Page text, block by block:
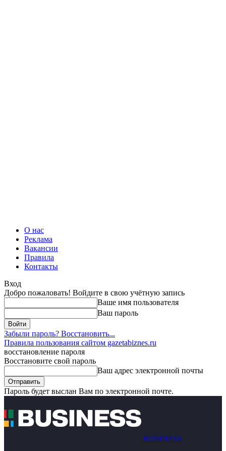
О нас
Реклама
Вакансии
Правила
Контакты
Вход
Добро пожаловать! Войдите в свою учётную запись
Ваше имя пользователя
Ваш пароль
Забыли пароль? Восстановить...
Правила пользования сайтом gazetabiznes.ru
восстановление пароля
Восстановите свой пароль
Ваш адрес электронной почты
Пароль будет выслан Вам по электронной почте.
BUSINESS